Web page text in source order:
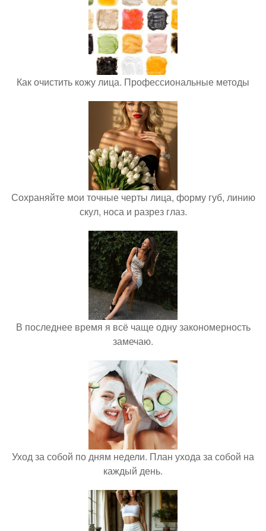
Как очистить кожу лица. Профессиональные методы
Сохраняйте мои точные черты лица, форму губ, линию
скул, носа и разрез глаз.
В последнее время я всё чаще одну закономерность
замечаю.
Уход за собой по дням недели. План ухода за собой на
каждый день.